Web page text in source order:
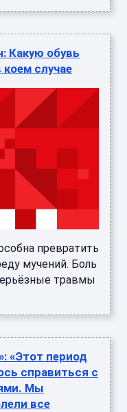
Какую обувь
коем случае
превратить
мучений. Боль
травмы
«Этот период
справиться с
Мы
все